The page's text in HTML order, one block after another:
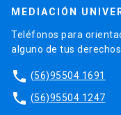
MEDIACIÓN
Teléfonos para
alguno de tus
phone (56)95504 1691
phone (56)95504 1247